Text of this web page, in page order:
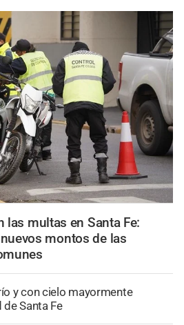
las multas en Santa Fe:
montos de las
y con cielo mayormente
Santa Fe